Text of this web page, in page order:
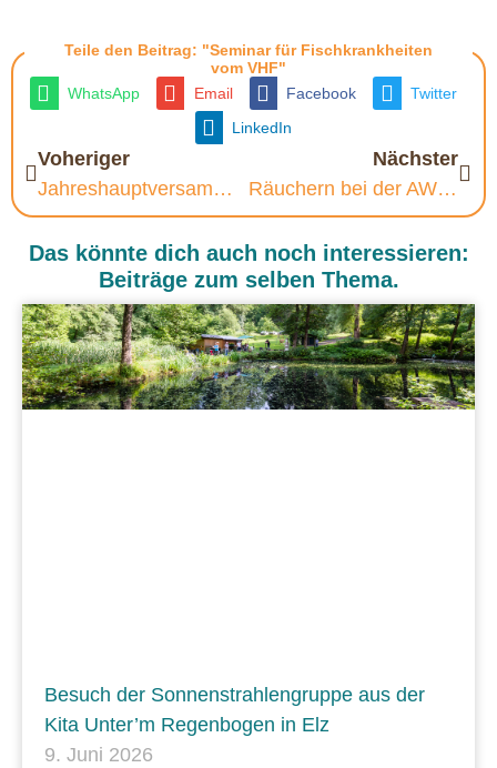
Teile den Beitrag: "Seminar für Fischkrankheiten
vom VHF"
WhatsApp
Email Facebook
Twitter
LinkedIn
Voheriger
Jahreshauptversammlung
Nächster
Räuchern bei der AWO Hadamar
Das könnte dich auch noch interessieren:
Beiträge zum selben Thema.
Besuch der Sonnenstrahlengruppe aus der
Kita Unter’m Regenbogen in Elz
9. Juni 2026